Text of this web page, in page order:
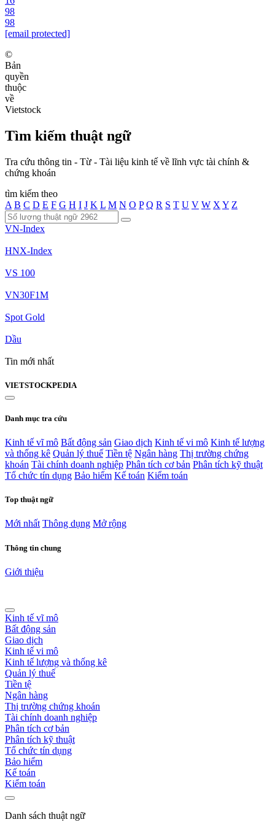
98
98
[email protected]
©
Bản
quyền
thuộc
về
Vietstock
Tìm kiếm thuật ngữ
Tra cứu thông tin - Từ - Tài liệu kinh tế về lĩnh vực tài chính &
chứng khoán
tìm kiếm theo
A B C D E F G H I J K L M N O P Q R S T U V W X Y Z
VN-Index
HNX-Index
VS 100
VN30F1M
Spot Gold
Dầu
Tin mới nhất
VIETSTOCKPEDIA
Danh mục tra cứu
Kinh tế vĩ mô Bất động sản Giao dịch Kinh tế vi mô Kinh tế lượng
và thống kê Quản lý thuế Tiền tệ Ngân hàng Thị trường chứng
khoán Tài chính doanh nghiệp Phân tích cơ bản Phân tích kỹ thuật
Tổ chức tín dụng Bảo hiểm Kế toán Kiểm toán
Top thuật ngữ
Mới nhất Thông dụng Mở rộng
Thông tin chung
Giới thiệu
Kinh tế vĩ mô
Bất động sản
Giao dịch
Kinh tế vi mô
Kinh tế lượng và thống kê
Quản lý thuế
Tiền tệ
Ngân hàng
Thị trường chứng khoán
Tài chính doanh nghiệp
Phân tích cơ bản
Phân tích kỹ thuật
Tổ chức tín dụng
Bảo hiểm
Kế toán
Kiểm toán
Danh sách thuật ngữ